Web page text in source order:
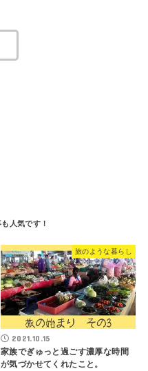
旅のような暮らし
2021.10.15
家族でぎゅっと過ごす濃厚な時間
が気づかせてくれたこと。